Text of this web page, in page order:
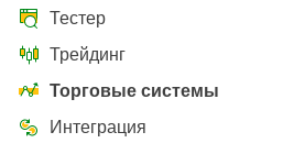
Тестер
Трейдинг
Торговые системы
Интеграция